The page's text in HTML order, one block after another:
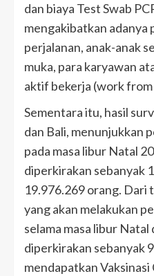
dan biaya Test Swab
mengakibatkan adanya
perjalanan, anak-anak
muka, para karyawan
aktif bekerja (work
Sementara itu, hasil
dan Bali, menunjukkan
pada masa libur Natal
diperkirakan sebanyak
19.976.269 orang. Dari
yang akan melakukan
selama masa libur
diperkirakan sebanyak
mendapatkan Vaksinasi